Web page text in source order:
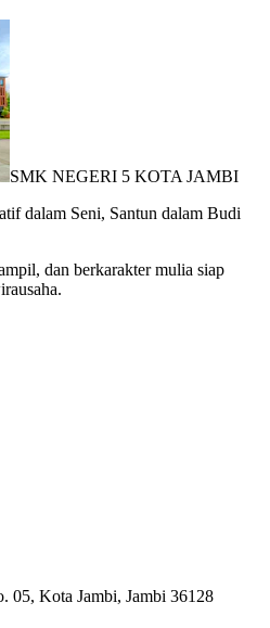
SMK NEGERI 5 KOTA JAMBI
dalam Seni, Santun dalam Budi
dan berkarakter mulia siap
05, Kota Jambi, Jambi 36128